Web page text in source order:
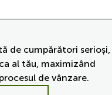
de cumpărători
al tău, maximizând
de vânzare.